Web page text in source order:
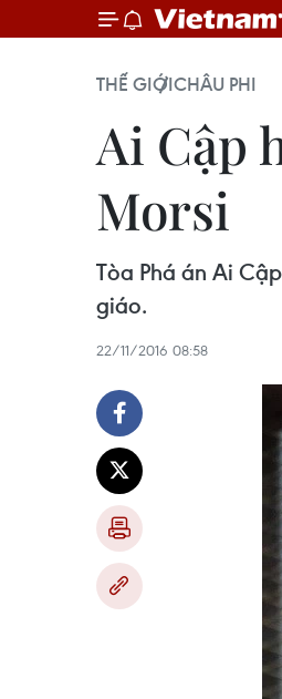
THẾ GIỚICHÂU PHI
Ai Cập
Morsi
Tòa Phá án Ai
giáo.
22/11/2016 08:58